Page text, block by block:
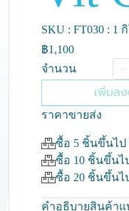
SKU : FT030 : 1
฿1,100
จำนวน
เพิ่มลง
ราคาขายส่ง
ซื้อ 5 ชิ้นขึ้นไป
ซื้อ 10 ชิ้นขึ้นไ
ซื้อ 20 ชิ้นขึ้นไ
คำอธิบายสินค้าแ